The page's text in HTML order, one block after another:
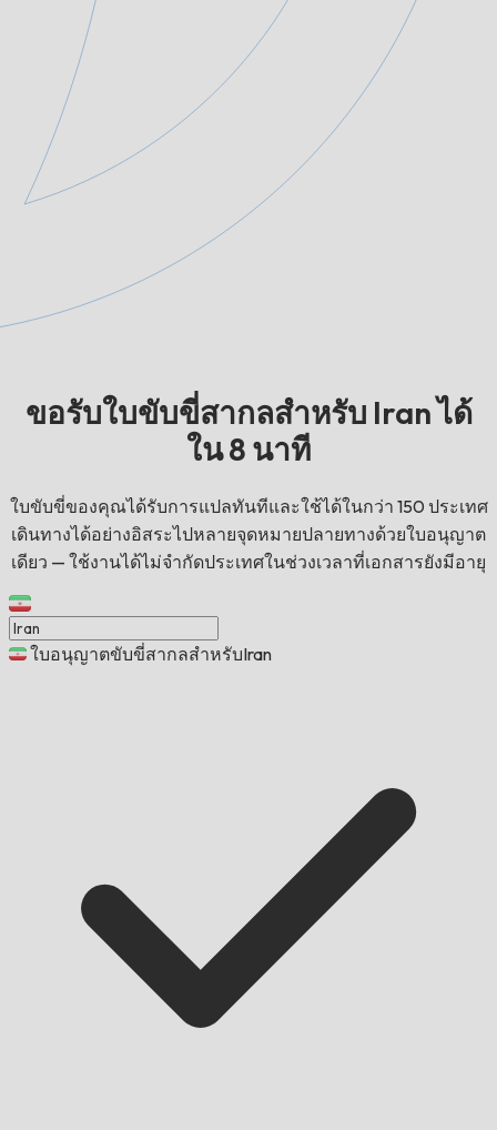
ขอรับใบขับขี่สากลสำหรับ Iran ได้
ใน 8 นาที
ใบขับขี่ของคุณได้รับการแปลทันทีและใช้ได้ในกว่า 150 ประเทศ
เดินทางได้อย่างอิสระไปหลายจุดหมายปลายทางด้วยใบอนุญาต
เดียว — ใช้งานได้ไม่จำกัดประเทศในช่วงเวลาที่เอกสารยังมีอายุ
ใบอนุญาตขับขี่สากลสำหรับIran